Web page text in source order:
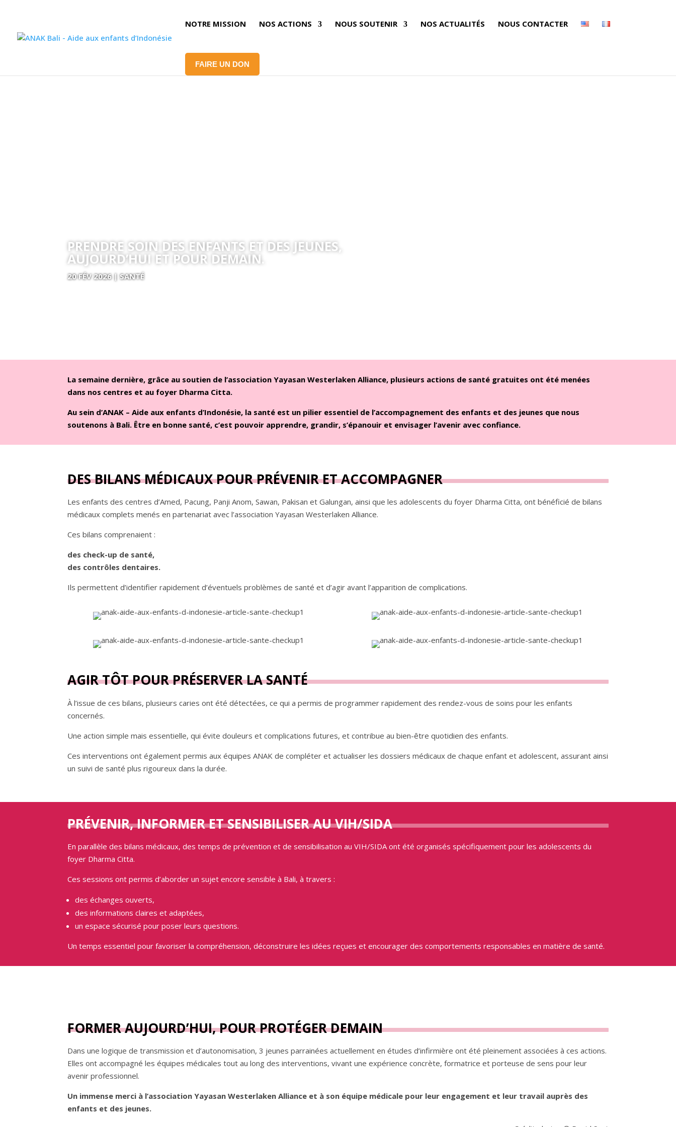
NOTRE MISSION NOS ACTIONS NOUS SOUTENIR NOS ACTUALITÉS NOUS CONTACTER
FAIRE UN DON
PRENDRE SOIN DES ENFANTS ET DES JEUNES,
AUJOURD’HUI ET POUR DEMAIN.
20 FÉV 2026|SANTÉ
La semaine dernière, grâce au soutien de l’association Yayasan Westerlaken Alliance, plusieurs actions de santé gratuites ont été menées
dans nos centres et au foyer Dharma Citta.
Au sein d’ANAK – Aide aux enfants d’Indonésie, la santé est un pilier essentiel de l’accompagnement des enfants et des jeunes que nous
soutenons à Bali. Être en bonne santé, c’est pouvoir apprendre, grandir, s’épanouir et envisager l’avenir avec confiance.
DES BILANS MÉDICAUX POUR PRÉVENIR ET ACCOMPAGNER
Les enfants des centres d’Amed, Pacung, Panji Anom, Sawan, Pakisan et Galungan, ainsi que les adolescents du foyer Dharma Citta, ont bénéficié de bilans
médicaux complets menés en partenariat avec l’association Yayasan Westerlaken Alliance.
Ces bilans comprenaient :
des check-up de santé,
des contrôles dentaires.
Ils permettent d’identifier rapidement d’éventuels problèmes de santé et d’agir avant l’apparition de complications.
AGIR TÔT POUR PRÉSERVER LA SANTÉ
À l’issue de ces bilans, plusieurs caries ont été détectées, ce qui a permis de programmer rapidement des rendez-vous de soins pour les enfants
concernés.
Une action simple mais essentielle, qui évite douleurs et complications futures, et contribue au bien-être quotidien des enfants.
Ces interventions ont également permis aux équipes ANAK de compléter et actualiser les dossiers médicaux de chaque enfant et adolescent, assurant ainsi
un suivi de santé plus rigoureux dans la durée.
PRÉVENIR, INFORMER ET SENSIBILISER AU VIH/SIDA
En parallèle des bilans médicaux, des temps de prévention et de sensibilisation au VIH/SIDA ont été organisés spécifiquement pour les adolescents du
foyer Dharma Citta.
Ces sessions ont permis d’aborder un sujet encore sensible à Bali, à travers :
des échanges ouverts,
des informations claires et adaptées,
un espace sécurisé pour poser leurs questions.
Un temps essentiel pour favoriser la compréhension, déconstruire les idées reçues et encourager des comportements responsables en matière de santé.
FORMER AUJOURD’HUI, POUR PROTÉGER DEMAIN
Dans une logique de transmission et d’autonomisation, 3 jeunes parrainées actuellement en études d’infirmière ont été pleinement associées à ces actions.
Elles ont accompagné les équipes médicales tout au long des interventions, vivant une expérience concrète, formatrice et porteuse de sens pour leur
avenir professionnel.
Un immense merci à l’association Yayasan Westerlaken Alliance et à son équipe médicale pour leur engagement et leur travail auprès des
enfants et des jeunes.